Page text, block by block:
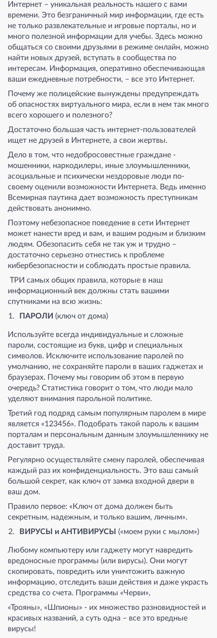
Интернет – уникальная реальность нашего с вами
времени. Это безграничный мир информации, где есть
не только развлекательные и игровые порталы, но и
много полезной информации для учебы. Здесь можно
общаться со своими друзьями в режиме онлайн, можно
найти новых друзей, вступать в сообщества по
интересам. Информация, оперативно обеспечивающая
ваши ежедневные потребности, – все это Интернет.
Почему же полицейские вынуждены предупреждать
об опасностях виртуального мира, если в нем так много
всего хорошего и полезного?
Достаточно большая часть интернет-пользователей
ищет не друзей в Интернете, а свои жертвы.
Дело в том, что недобросовестные граждане -
мошенники, наркодилеры, иные злоумышленники,
асоциальные и психически нездоровые люди по-
своему оценили возможности Интернета. Ведь именно
Всемирная паутина дает возможность преступникам
действовать анонимно.
Поэтому небезопасное поведение в сети Интернет
может нанести вред и вам, и вашим родным и близким
людям. Обезопасить себя не так уж и трудно –
достаточно серьезно отнестись к проблеме
кибербезопасности и соблюдать простые правила.
ТРИ самых общих правила, которые в наш
информационный век должны стать вашими
спутниками на всю жизнь:
ПАРОЛИ (ключ от дома)
Используйте всегда индивидуальные и сложные
пароли, состоящие из букв, цифр и специальных
символов. Исключите использование паролей по
умолчанию, не сохраняйте пароли в ваших гаджетах и
браузерах. Почему мы говорим об этом в первую
очередь? Статистика говорит о том, что люди мало
уделяют внимания парольной политике.
Третий год подряд самым популярным паролем в мире
является «123456». Подобрать такой пароль к вашим
порталам и персональным данным злоумышленнику не
доставит труда.
Регулярно осуществляйте смену паролей, обеспечивая
каждый раз их конфиденциальность. Это ваш самый
большой секрет, как ключ от замка входной двери в
ваш дом.
Правило первое: «Ключ от дома должен быть
секретным, надежным, и только вашим, личным».
ВИРУСЫ и АНТИВИРУСЫ («моем руки с мылом»)
Любому компьютеру или гаджету могут навредить
вредоносные программы (или вирусы). Они могут
скопировать, повредить или уничтожить важную
информацию, отследить ваши действия и даже украсть
средства со счета. Программы «Черви»,
«Трояны», «Шпионы» - их множество разновидностей и
красивых названий, а суть одна – все это вредные
вирусы!